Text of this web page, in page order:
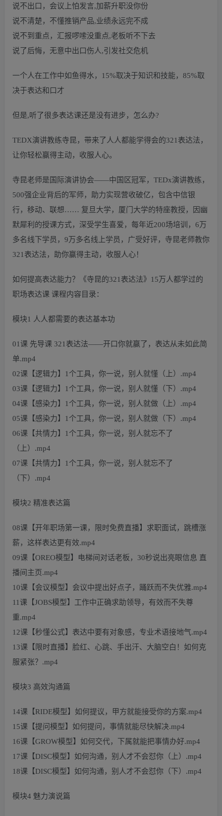
说不出口，会议上怕发言,加薪升职没你份
说不清楚，不懂推销产品,业绩永远完不成
说不到重点，汇报啰嗦没重点,老板听不下去
说了后悔，无意中出口伤人,引发社交危机
一个人在工作中如鱼得水，15%取决于知识和技能，85%取
决于表达和口才
但是,听了很多表达课还是没有进步，怎么办?
TEDX演讲教练寺昆，带来了人人都能学得会的321表达法，
让你轻松赢得主动，收服人心。
寺昆老师是国际演讲协会——中国区冠军，TEDx演讲教练，
500强企业背后的军师，助力实现营收破亿，包含中信银
行，移动、联想…… 复旦大学，厦门大学的特座教授，因幽
默犀利的授课方式，深受学生喜爱，每年近200场培训，6万
多名线下学员，9万多名线上学员，广受好评，寺昆老师教你
321表达法，助你赢得主动，收服人心！
如何提高表达能力？《寺昆的321表达法》15万人都学过的
职场表达课 课程内容目录：
模块1 人人都需要的表达基本功
01课 先导课 321表达法——开口你就赢了，表达从未如此简
单.mp4
02课【逻辑力】1个工具，你一说，别人就懂（上）.mp4
03课【逻辑力】1个工具，你一说，别人就懂（下）.mp4
04课【感染力】1个工具，你一说，别人就做（上）.mp4
05课【感染力】1个工具，你一说，别人就做（下）.mp4
06课【共情力】1个工具，你一说，别人就忘不了
（上）.mp4
07课【共情力】1个工具，你一说，别人就忘不了
（下）.mp4
模块2 精准表达篇
08课【开年职场第一课，限时免费直播】求职面试，跳槽涨
薪，这样表达更有效.mp4
09课【OREO模型】电梯间对话老板，30秒说出亮眼信息 直
播间主页.mp4
10课【会议模型】会议中提出好点子，踊跃而不失优雅.mp4
11课【JOBS模型】工作中正确求助领导，有效而不失尊
重.mp4
12课【秒懂公式】表达中要有对象感，专业术语接地气.mp4
13课【限时直播】脸红、心跳、手出汗、大脑空白！如何克
服紧张？.mp4
模块3 高效沟通篇
14课【RIDE模型】如何提议，甲方就能接受你的方案.mp4
15课【提问模型】如何提问，事情就能尽快解决.mp4
16课【GROW模型】如何交代，下属就能把事情办好.mp4
17课【DISC模型】如何沟通，别人才不会怼你（上）.mp4
18课【DISC模型】如何沟通，别人才不会怼你（下）.mp4
模块4 魅力演说篇